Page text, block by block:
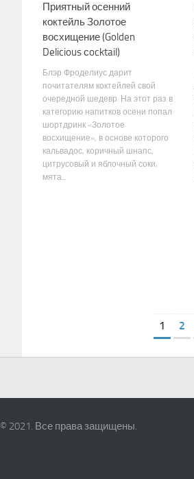
Приятный осенний
коктейль Золотое
восхищение (Golden
Delicious сocktail)
Блэр Фроделиус дарит
почитателям коктейлей свой
очередной шедевр. На этот раз в
категорию напитков осени попал
шортдринк «Золотое
восхищение», в основе которого
кальвадос, коричный шнапс,
цитрусовый и яблочный соки,
мята...
1 2
© 2021. Все права защищены.